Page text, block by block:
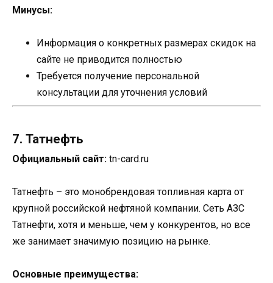
Минусы:
Информация о конкретных размерах скидок на
сайте не приводится полностью
Требуется получение персональной
консультации для уточнения условий
7. Татнефть
Официальный сайт: tn-card.ru
Татнефть – это монобрендовая топливная карта от
крупной российской нефтяной компании. Сеть АЗС
Татнефти, хотя и меньше, чем у конкурентов, но все
же занимает значимую позицию на рынке.
Основные преимущества: